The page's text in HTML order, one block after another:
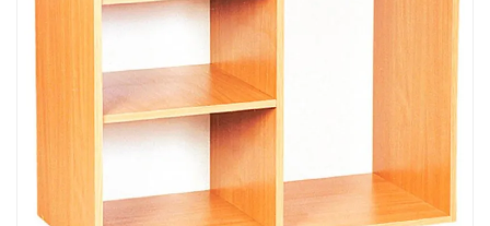
М'який інвентар, текстиль
Декор для фотозон
Верхній дитячий одяг
Дитяча постільна білизна
Аксесуари до одягу
Хрестильні набори